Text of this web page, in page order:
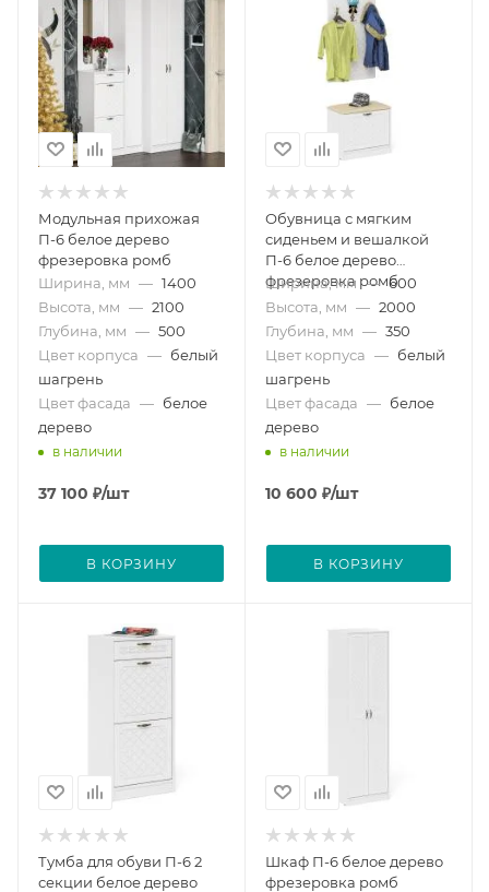
Модульная прихожая
П-6 белое дерево
фрезеровка ромб
Ширина, мм — 1400
Высота, мм — 2100
Глубина, мм — 500
Цвет корпуса — белый
шагрень
Цвет фасада — белое
дерево
в наличии
37 100 ₽/шт
В КОРЗИНУ
Обувница с мягким
сиденьем и вешалкой
П-6 белое дерево
фрезеровка ромб
Ширина, мм — 600
Высота, мм — 2000
Глубина, мм — 350
Цвет корпуса — белый
шагрень
Цвет фасада — белое
дерево
в наличии
10 600 ₽/шт
В КОРЗИНУ
Тумба для обуви П-6 2
секции белое дерево
Шкаф П-6 белое дерево
фрезеровка ромб